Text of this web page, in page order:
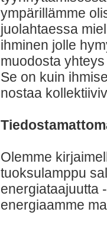
ympärillämme
juolahtaessa
ihminen jolle
muodosta
Se on kuin
nostaa
Olemme
tuoksulamppu
energiataajuutta
energiaamme